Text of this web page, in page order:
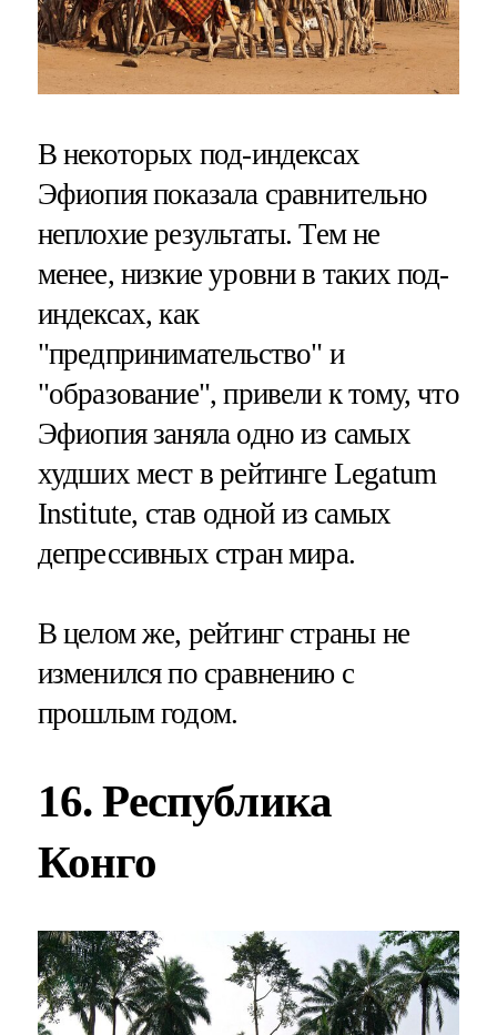
В некоторых под-индексах
Эфиопия показала сравнительно
неплохие результаты. Тем не
менее, низкие уровни в таких под-
индексах, как
"предпринимательство" и
"образование", привели к тому, что
Эфиопия заняла одно из самых
худших мест в рейтинге Legatum
Institute, став одной из самых
депрессивных стран мира.
В целом же, рейтинг страны не
изменился по сравнению с
прошлым годом.
16. Республика
Конго